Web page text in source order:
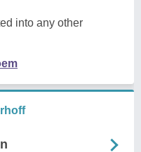
into any other